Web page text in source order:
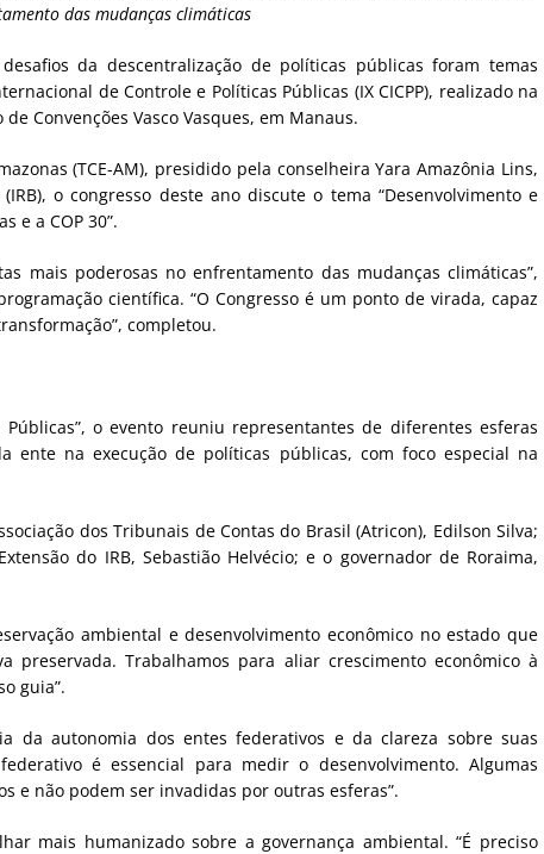
das mudanças climáticas
da descentralização de políticas públicas foram temas
de Controle e Políticas Públicas (IX CICPP), realizado na
Convenções Vasco Vasques, em Manaus.
(TCE-AM), presidido pela conselheira Yara Amazônia Lins,
o congresso deste ano discute o tema “Desenvolvimento e
e a COP 30”.
mais poderosas no enfrentamento das mudanças climáticas”,
científica. “O Congresso é um ponto de virada, capaz
completou.
o evento reuniu representantes de diferentes esferas
ente na execução de políticas públicas, com foco especial na
dos Tribunais de Contas do Brasil (Atricon), Edilson Silva;
do IRB, Sebastião Helvécio; e o governador de Roraima,
ambiental e desenvolvimento econômico no estado que
preservada. Trabalhamos para aliar crescimento econômico à
guia”.
da autonomia dos entes federativos e da clareza sobre suas
é essencial para medir o desenvolvimento. Algumas
e não podem ser invadidas por outras esferas”.
mais humanizado sobre a governança ambiental. “É preciso